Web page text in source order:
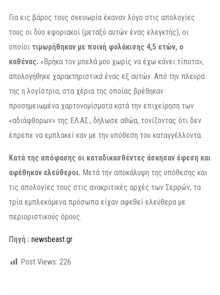
Για εις βάρος τους σκευωρία έκαναν λόγο στις απολογίες
τους οι δύο εφοριακοί (μεταξύ αυτών ένας ελεγκτής), οι
οποίοι τιμωρήθηκαν με ποινή φυλάκισης 4,5 ετών, ο
καθένας. «Βρήκα τον μπελά μου χωρίς να έχω κάνει τίποτα»,
απολογήθηκε χαρακτηριστικά ένας εξ αυτών. Από την πλευρά
της η λογίστρια, στα χέρια της οποίας βρέθηκαν
προσημειωμένα χαρτονομίσματα κατά την επιχείρηση των
«αδιάφθορων» της ΕΛ.ΑΣ., δήλωσε αθώα, τονίζοντας ότι δεν
έπρεπε να εμπλακεί καν με την υπόθεση του καταγγέλλοντα.
Κατά της απόφασης οι καταδικασθέντες άσκησαν έφεση και
αφέθηκαν ελεύθεροι. Μετά την αποκάλυψη της υπόθεσης και
τις απολογίες τους στις ανακριτικές αρχές των Σερρών, τα
τρία εμπλεκόμενα πρόσωπα είχαν αφεθεί ελεύθερα με
περιοριστικούς όρους.
Πηγή : newsbeast.gr
Post Views: 226